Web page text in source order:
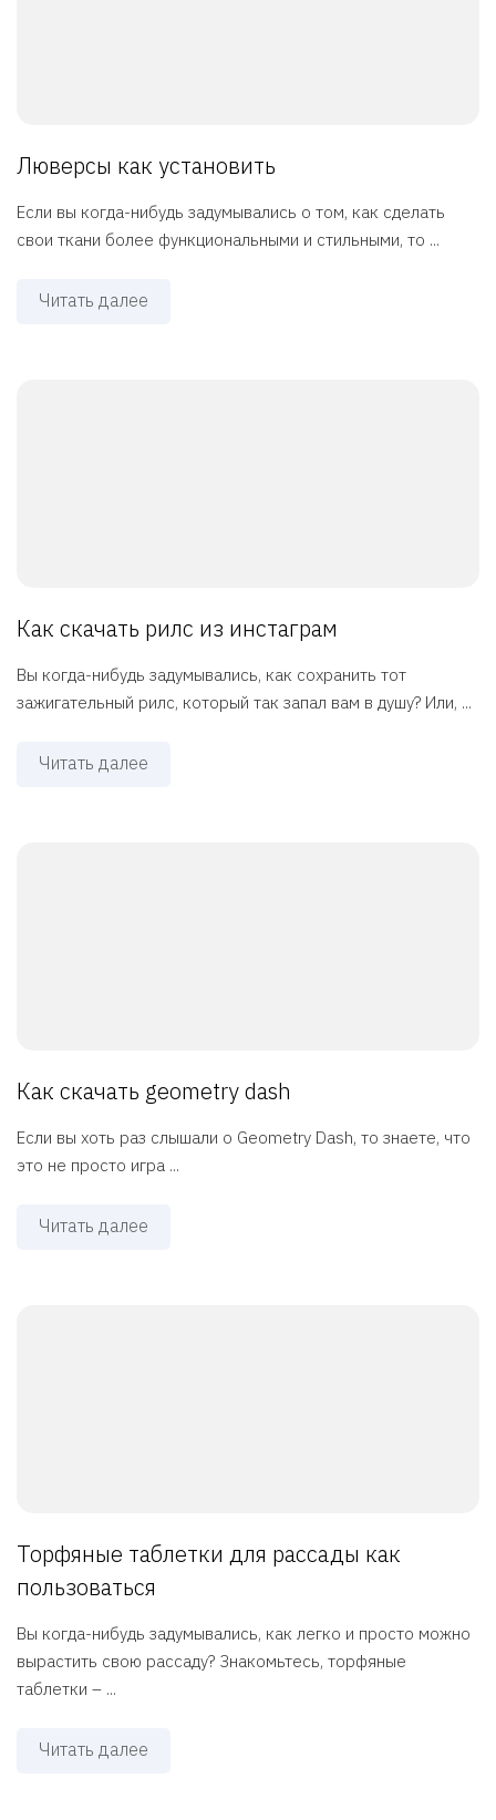
Люверсы как установить
Если вы когда-нибудь задумывались о том, как сделать
свои ткани более функциональными и стильными, то ...
Читать далее
Как скачать рилс из инстаграм
Вы когда-нибудь задумывались, как сохранить тот
зажигательный рилс, который так запал вам в душу? Или, ...
Читать далее
Как скачать geometry dash
Если вы хоть раз слышали о Geometry Dash, то знаете, что
это не просто игра ...
Читать далее
Торфяные таблетки для рассады как
пользоваться
Вы когда-нибудь задумывались, как легко и просто можно
вырастить свою рассаду? Знакомьтесь, торфяные
таблетки – ...
Читать далее